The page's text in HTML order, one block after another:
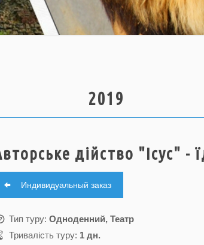
2019
дійство "Ісус" -
Индивидуальный заказ
Тип туру: Одноденний, Театр
Тривалість туру: 1 дн.